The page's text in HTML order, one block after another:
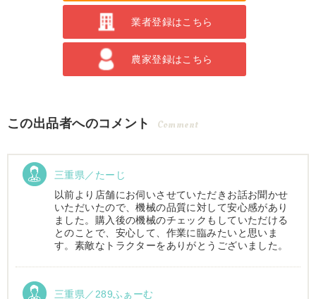
業者登録はこちら
農家登録はこちら
この出品者へのコメント Comment
三重県／たーじ
以前より店舗にお伺いさせていただきお話お聞かせ
いただいたので、機械の品質に対して安心感があり
ました。購入後の機械のチェックもしていただける
とのことで、安心して、作業に臨みたいと思いま
す。素敵なトラクターをありがとうございました。
三重県／289ふぁーむ